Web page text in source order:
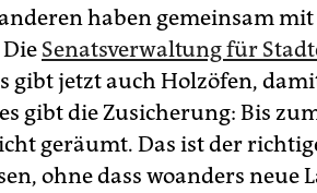
haben gemeinsam
Senatsverwaltung für
gibt jetzt auch Holzöfen,
gibt die Zusicherung: Bis
geräumt. Das ist der
ohne dass woanders neue